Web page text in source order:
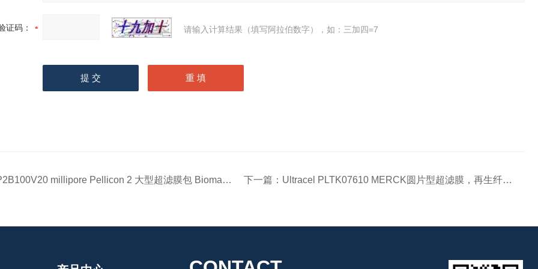
证码： 请输入计算结果（填写阿拉伯数字），如：三加四=7
millipore Pellicon 2 大型超滤膜包 Biomax-100 V 下一篇： Ultracel PLTK07610 MERCK圆片型超滤膜，再生纤维素，30 kDa NMWL，76 mm